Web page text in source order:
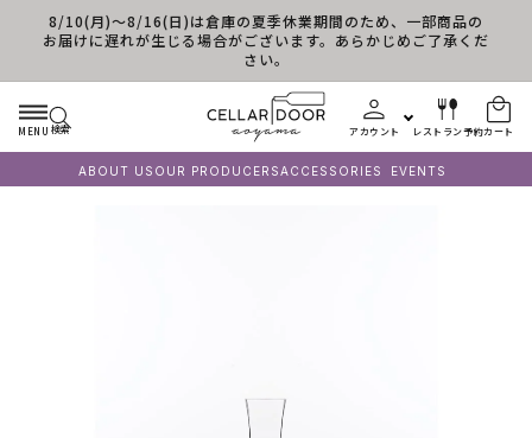
コンテンツに進む
8/10(月)～8/16(日)は倉庫の夏季休業期間のため、一部商品の
お届けに遅れが生じる場合がございます。あらかじめご了承くだ
さい。
MENU 検索 アカウント レストラン予約カート
ABOUT US OUR PRODUCERSACCESSORIES EVENTS